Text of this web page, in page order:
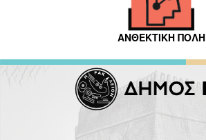
ΑΝΘΕΚΤΙΚΗ ΠΟΛΗ